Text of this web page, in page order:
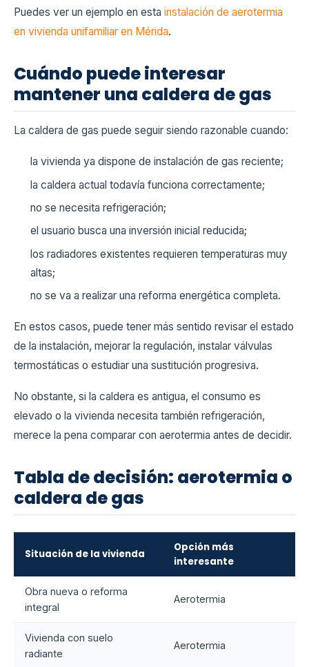
Puedes ver un ejemplo en esta instalación de aerotermia
en vivienda unifamiliar en Mérida.
Cuándo puede interesar
mantener una caldera de gas
La caldera de gas puede seguir siendo razonable cuando:
la vivienda ya dispone de instalación de gas reciente;
la caldera actual todavía funciona correctamente;
no se necesita refrigeración;
el usuario busca una inversión inicial reducida;
los radiadores existentes requieren temperaturas muy
altas;
no se va a realizar una reforma energética completa.
En estos casos, puede tener más sentido revisar el estado
de la instalación, mejorar la regulación, instalar válvulas
termostáticas o estudiar una sustitución progresiva.
No obstante, si la caldera es antigua, el consumo es
elevado o la vivienda necesita también refrigeración,
merece la pena comparar con aerotermia antes de decidir.
Tabla de decisión: aerotermia o
caldera de gas
Situación de la vivienda
Opción más
interesante
Obra nueva o reforma
integral
Aerotermia
Vivienda con suelo
radiante
Aerotermia